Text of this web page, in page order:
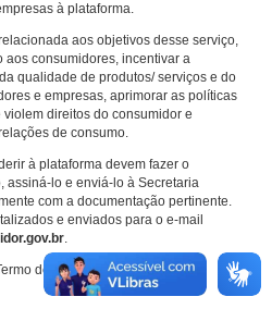
à plataforma.
aos objetivos desse serviço,
consumidores, incentivar a
qualidade de produtos/ serviços e do
e empresas, aprimorar as políticas
direitos do consumidor e
de consumo.
à plataforma devem fazer o
assiná-lo e enviá-lo à Secretaria
com a documentação pertinente.
e enviados para o e-mail
.
de Adesão.